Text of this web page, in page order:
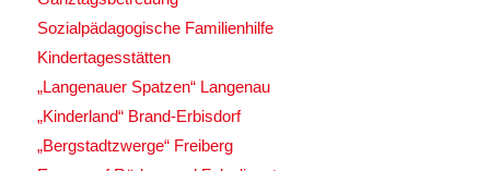
Sozialpädagogische Familienhilfe
Kindertagesstätten
„Langenauer Spatzen“ Langenau
„Kinderland“ Brand-Erbisdorf
„Bergstadtzwerge“ Freiberg